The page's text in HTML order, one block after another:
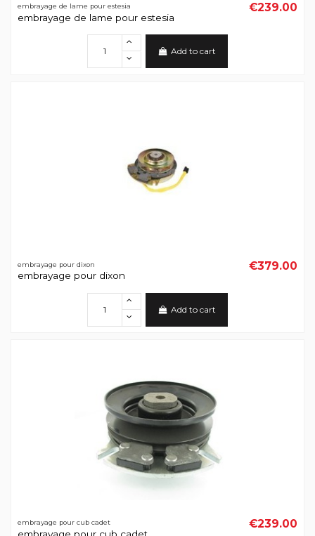
embrayage de lame pour estesia
embrayage de lame pour estesia
€239.00
Add to cart
embrayage pour dixon
embrayage pour dixon
€379.00
Add to cart
embrayage pour cub cadet
embrayage pour cub cadet
€239.00